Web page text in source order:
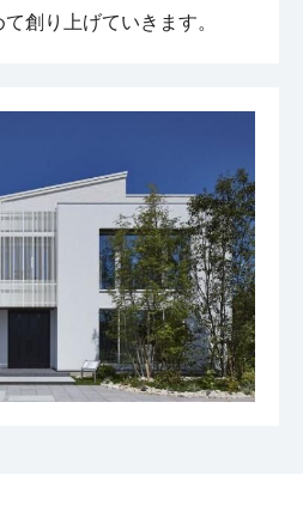
創り上げていきます。